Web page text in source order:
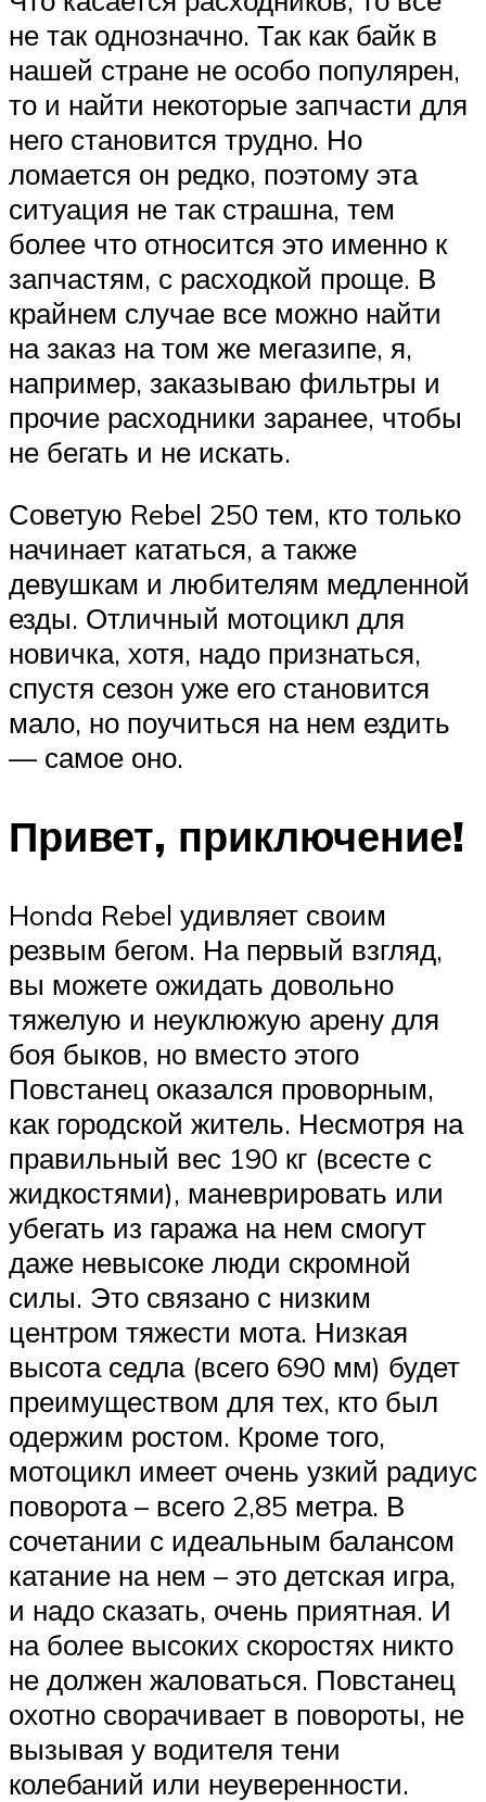
не так однозначно. Так как байк в
нашей стране не особо популярен,
то и найти некоторые запчасти для
него становится трудно. Но
ломается он редко, поэтому эта
ситуация не так страшна, тем
более что относится это именно к
запчастям, с расходкой проще. В
крайнем случае все можно найти
на заказ на том же мегазипе, я,
например, заказываю фильтры и
прочие расходники заранее, чтобы
не бегать и не искать.
Советую Rebel 250 тем, кто только
начинает кататься, а также
девушкам и любителям медленной
езды. Отличный мотоцикл для
новичка, хотя, надо признаться,
спустя сезон уже его становится
мало, но поучиться на нем ездить
— самое оно.
Привет, приключение!
Honda Rebel удивляет своим
резвым бегом. На первый взгляд,
вы можете ожидать довольно
тяжелую и неуклюжую арену для
боя быков, но вместо этого
Повстанец оказался проворным,
как городской житель. Несмотря на
правильный вес 190 кг (всесте с
жидкостями), маневрировать или
убегать из гаража на нем смогут
даже невысоке люди скромной
силы. Это связано с низким
центром тяжести мота. Низкая
высота седла (всего 690 мм) будет
преимуществом для тех, кто был
одержим ростом. Кроме того,
мотоцикл имеет очень узкий радиус
поворота – всего 2,85 метра. В
сочетании с идеальным балансом
катание на нем – это детская игра,
и надо сказать, очень приятная. И
на более высоких скоростях никто
не должен жаловаться. Повстанец
охотно сворачивает в повороты, не
вызывая у водителя тени
колебаний или неуверенности.